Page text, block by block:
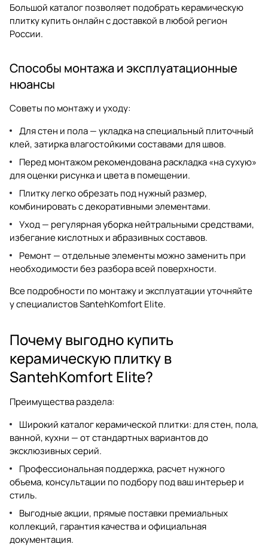
Большой каталог позволяет подобратькерамическую
плитку купитьонлайн с доставкой в любой регион
России.
Способы монтажа и эксплуатационные
нюансы
Советы по монтажу и уходу:
Для стен и пола — укладка на специальный плиточный
клей, затирка влагостойкими составами для швов.
Перед монтажом рекомендована раскладка «на сухую»
для оценки рисунка и цвета в помещении.
Плитку легко обрезать под нужный размер,
комбинировать с декоративными элементами.
Уход — регулярная уборка нейтральными средствами,
избегание кислотных и абразивных составов.
Ремонт — отдельные элементы можно заменить при
необходимости без разбора всей поверхности.
Все подробности по монтажу и эксплуатации уточняйте
у специалистов SantehKomfort Elite.
Почему выгодно купить
керамическую плитку в
SantehKomfort Elite?
Преимущества раздела:
Широкий каталогкерамической плитки: для стен, пола,
ванной, кухни — от стандартных вариантов до
эксклюзивных серий.
Профессиональная поддержка, расчет нужного
объема, консультации по подбору под ваш интерьер и
стиль.
Выгодные акции, прямые поставки премиальных
коллекций, гарантия качества и официальная
документация.